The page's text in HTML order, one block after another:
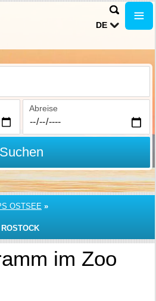
DE
Abreise
Suchen
OSTSEE »
im Zoo